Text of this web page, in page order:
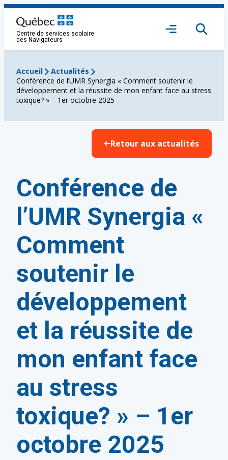
Aller
contenu
Centre de services scolaire
des Navigateurs
Ouvrir
Accueil
Actualités
Conférence de l’UMR Synergia « Comment soutenir le
développement et la réussite de mon enfant face au stress
toxique? » – 1er octobre 2025
Retour aux actualités
Conférence de
l’UMR Synergia «
Comment
soutenir le
développement
et la réussite de
mon enfant face
au stress
toxique? » – 1er
octobre 2025